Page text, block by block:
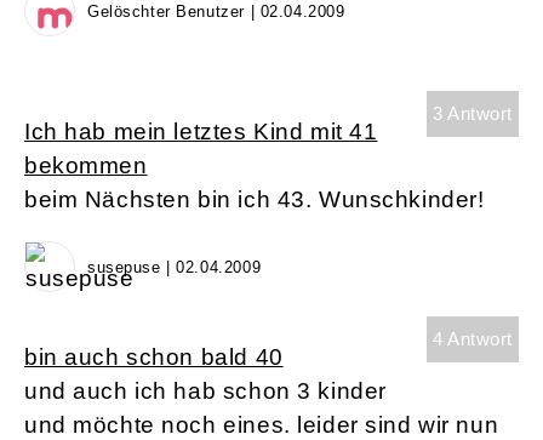
Gelöschter Benutzer | 02.04.2009
3 Antwort
Ich hab mein letztes Kind mit 41
bekommen
beim Nächsten bin ich 43. Wunschkinder!
susepuse | 02.04.2009
4 Antwort
bin auch schon bald 40
und auch ich hab schon 3 kinder
und möchte noch eines. leider sind wir nun